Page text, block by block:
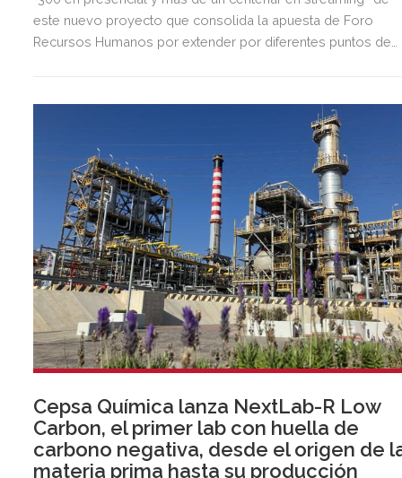
este nuevo proyecto que consolida la apuesta de Foro
Recursos Humanos por extender por diferentes puntos de
Cepsa Química lanza NextLab-R Low
Carbon, el primer lab con huella de
carbono negativa, desde el origen de
materia prima hasta su producción